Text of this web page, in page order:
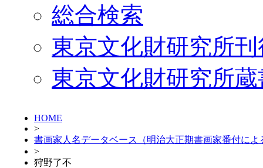
総合検索
東京文化財研究所
東京文化財研究所
HOME
>
書画家人名データベース（明治大正期書画家番付によ
>
狩野了不